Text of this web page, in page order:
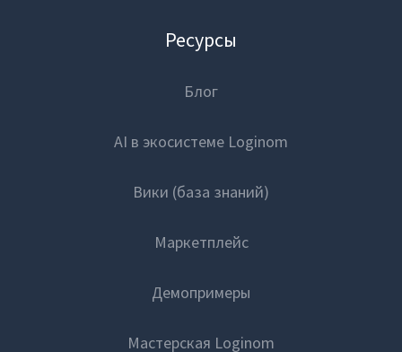
Ресурсы
Блог
AI в экосистеме Loginom
Вики (база знаний)
Маркетплейс
Демопримеры
Мастерская Loginom